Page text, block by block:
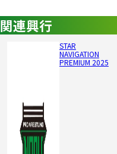
関連興行
STAR
NAVIGATION
PREMIUM 2025